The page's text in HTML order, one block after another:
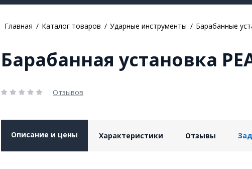
Главная Каталог товаров Ударные инструменты Барабанные
Барабанная установка
Отзывов
Описание и цены Характеристики Отзывы